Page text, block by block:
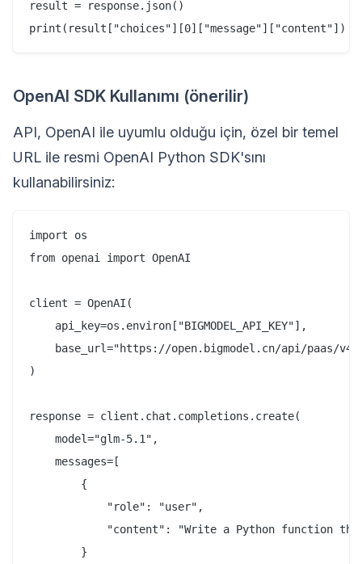
result = response.json()
OpenAI SDK Kullanımı (önerilir)
API, OpenAI ile uyumlu olduğu için, özel bir temel
URL ile resmi OpenAI Python SDK'sını
kullanabilirsiniz:
import os
from openai import OpenAI
client = OpenAI(
    api_key=os.environ["BIGMODEL_API_KEY"],
base_url="https://open.bigmodel.cn/api/paas/v4/
)
response = client.chat.completions.create(
    model="glm-5.1",
    messages=[
        {
            "role": "user",
"content": "Write a Python function
        }